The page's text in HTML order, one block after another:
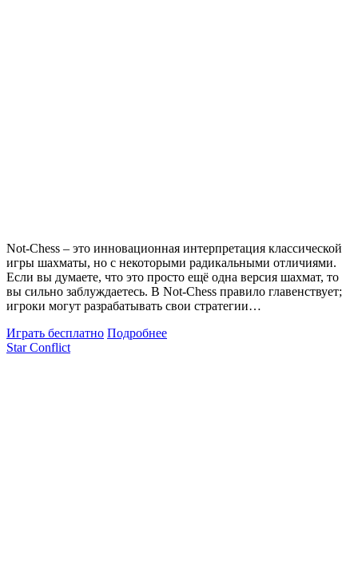
Not-Chess – это инновационная интерпретация классической
игры шахматы, но с некоторыми радикальными отличиями.
Если вы думаете, что это просто ещё одна версия шахмат, то
вы сильно заблуждаетесь. В Not-Chess правило главенствует;
игроки могут разрабатывать свои стратегии…
Играть бесплатно Подробнее
Star Conflict